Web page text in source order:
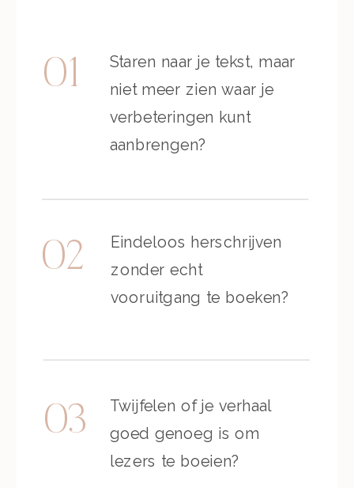
01
Staren naar je tekst, maar
niet meer zien waar je
verbeteringen kunt
aanbrengen?
02
Eindeloos herschrijven
zonder echt
vooruitgang te boeken?
03
Twijfelen of je verhaal
goed genoeg is om
lezers te boeien?